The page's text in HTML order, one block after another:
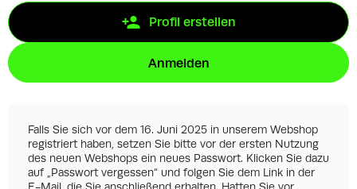
Profil erstellen
Anmelden
Falls Sie sich vor dem 16. Juni 2025 in unserem Webshop
registriert haben, setzen Sie bitte vor der ersten Nutzung
des neuen Webshops ein neues Passwort. Klicken Sie dazu
auf „Passwort vergessen“ und folgen Sie dem Link in der